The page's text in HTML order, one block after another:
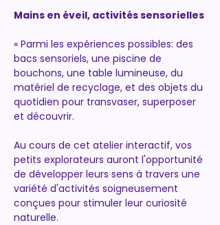
Mains en éveil, activités sensorielles
« Parmi les expériences possibles: des
bacs sensoriels, une piscine de
bouchons, une table lumineuse, du
matériel de recyclage, et des objets du
quotidien pour transvaser, superposer
et découvrir.
Au cours de cet atelier interactif, vos
petits explorateurs auront l'opportunité
de développer leurs sens à travers une
variété d'activités soigneusement
conçues pour stimuler leur curiosité
naturelle.